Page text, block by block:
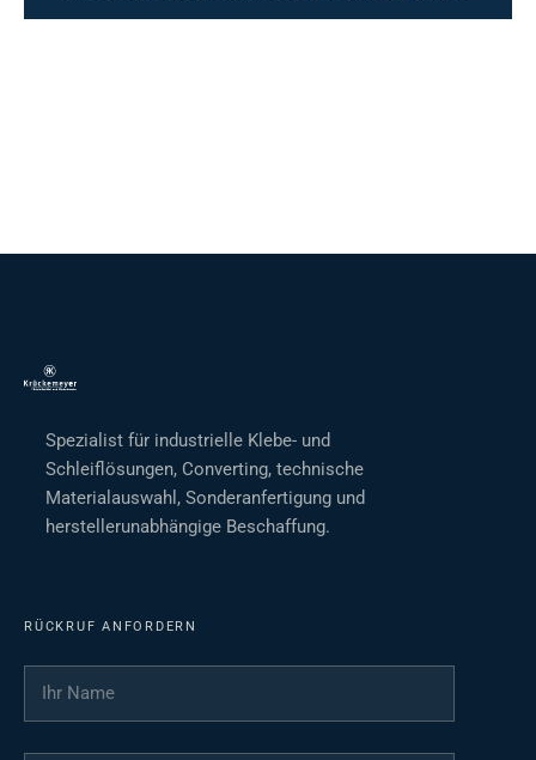
Spezialist für industrielle Klebe- und
Schleiflösungen, Converting, technische
Materialauswahl, Sonderanfertigung und
herstellerunabhängige Beschaffung.
RÜCKRUF ANFORDERN
Ihr Name